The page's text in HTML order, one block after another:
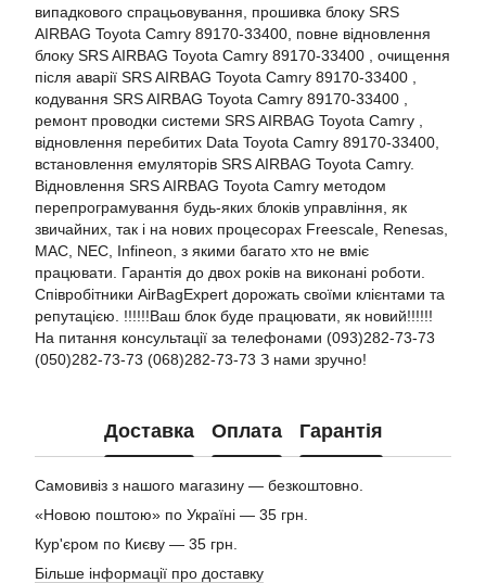
випадкового спрацьовування, прошивка блоку SRS
AIRBAG Toyota Camry 89170-33400, повне відновлення
блоку SRS AIRBAG Toyota Camry 89170-33400 , очищення
після аварії SRS AIRBAG Toyota Camry 89170-33400 ,
кодування SRS AIRBAG Toyota Camry 89170-33400 ,
ремонт проводки системи SRS AIRBAG Toyota Camry ,
відновлення перебитих Data Toyota Camry 89170-33400,
встановлення емуляторів SRS AIRBAG Toyota Camry.
Відновлення SRS AIRBAG Toyota Camry методом
перепрограмування будь-яких блоків управління, як
звичайних, так і на нових процесорах Freescale, Renesas,
MAC, NEC, Infineon, з якими багато хто не вміє
працювати. Гарантія до двох років на виконані роботи.
Співробітники AirBagExpert дорожать своїми клієнтами та
репутацією. !!!!!!Ваш блок буде працювати, як новий!!!!!!
На питання консультації за телефонами (093)282-73-73
(050)282-73-73 (068)282-73-73 З нами зручно!
Доставка Оплата Гарантія
Самовивіз з нашого магазину — безкоштовно.
«Новою поштою» по Україні — 35 грн.
Кур'єром по Києву — 35 грн.
Більше інформації про доставку